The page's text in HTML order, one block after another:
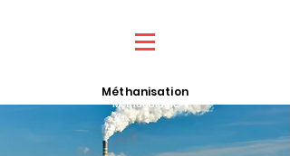
Méthanisation
Méthodologie